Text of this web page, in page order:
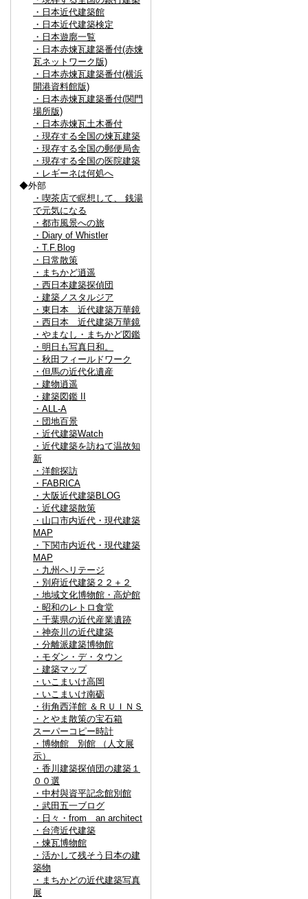
・日本近代建築館
・日本近代建築検定
・日本遊廓一覧
・日本赤煉瓦建築番付(赤煉
瓦ネットワーク版)
・日本赤煉瓦建築番付(横浜
開港資料館版)
・日本赤煉瓦建築番付(関門
場所版)
・日本赤煉瓦土木番付
・現存する全国の煉瓦建築
・現存する全国の郵便局舎
・現存する全国の医院建築
・レギーネは何処へ
◆外部
・喫茶店で瞑想して、 銭湯
で元気になる
・都市風景への旅
・Diary of Whistler
・T.F.Blog
・日常散策
・まちかど逍遥
・西日本建築探偵団
・建築ノスタルジア
・東日本 近代建築万華鏡
・西日本 近代建築万華鏡
・やまなし・まちかど図鑑
・明日も写真日和。
・秋田フィールドワーク
・但馬の近代化遺産
・建物逍遥
・建築図鑑 II
・ALL-A
・団地百景
・近代建築Watch
・近代建築を訪ねて温故知
新
・洋館探訪
・FABRICA
・大阪近代建築BLOG
・近代建築散策
・山口市内近代・現代建築
MAP
・下関市内近代・現代建築
MAP
・九州ヘリテージ
・別府近代建築２２＋２
・地域文化博物館・高炉館
・昭和のレトロ食堂
・千葉県の近代産業遺跡
・神奈川の近代建築
・分離派建築博物館
・モダン・デ・タウン
・建築マップ
・いこまいけ高岡
・いこまいけ南砺
・街角西洋館 ＆ＲＵＩＮＳ
・とやま散策の宝石箱
スーパーコピー時計
・博物館 別館 （人文展
示）
・香川建築探偵団の建築１
００選
・中村與資平記念館別館
・武田五一ブログ
・日々・from an architect
・台湾近代建築
・煉瓦博物館
・活かして残そう日本の建
築物
・まちかどの近代建築写真
展